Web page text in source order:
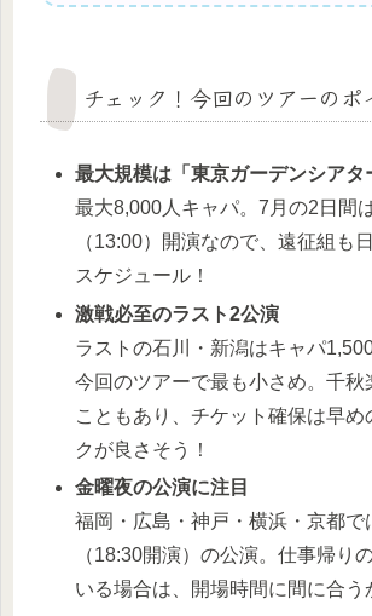
チェック！今回のツアーのポ
最大規模は「東京ガーデンシアタ
最大8,000人キャパ。7月の2日間
（13:00）開演なので、遠征組も
スケジュール！
激戦必至のラスト2公演
ラストの石川・新潟はキャパ
今回のツアーで最も小さめ。千秋
こともあり、チケット確保は早め
クが良さそう！
金曜夜の公演に注目
福岡・広島・神戸・横浜・京都で
（18:30開演）の公演。仕事帰り
いる場合は、開場時間に間に合う